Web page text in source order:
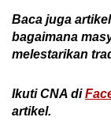
Baca juga artikel
bagaimana
melestarikan
Ikuti CNA di
artikel.